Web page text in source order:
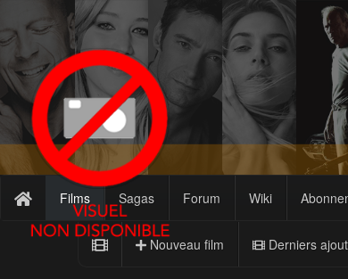
Films Sagas Forum Wiki
Nouveau film Derniers